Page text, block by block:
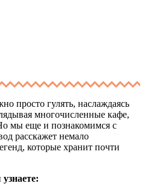
просто гулять, наслаждаясь
многочисленные кафе,
мы еще и познакомимся с
расскажет немало
которые хранит почти